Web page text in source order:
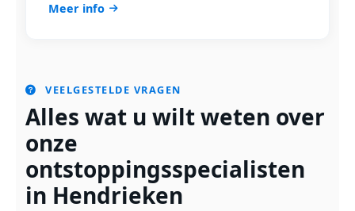
Meer info
VEELGESTELDE VRAGEN
Alles wat u wilt weten over
onze
ontstoppingsspecialisten
in Hendrieken